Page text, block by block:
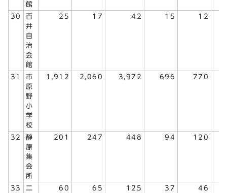
館
30
百
井
自
治
会
館
25 17 42 15 12
31
市
原
野
小
学
校
1,912 2,060 3,972 696 770
32
静
原
集
会
所
201 247 448 94 120
33
二
60 65 125 37 46